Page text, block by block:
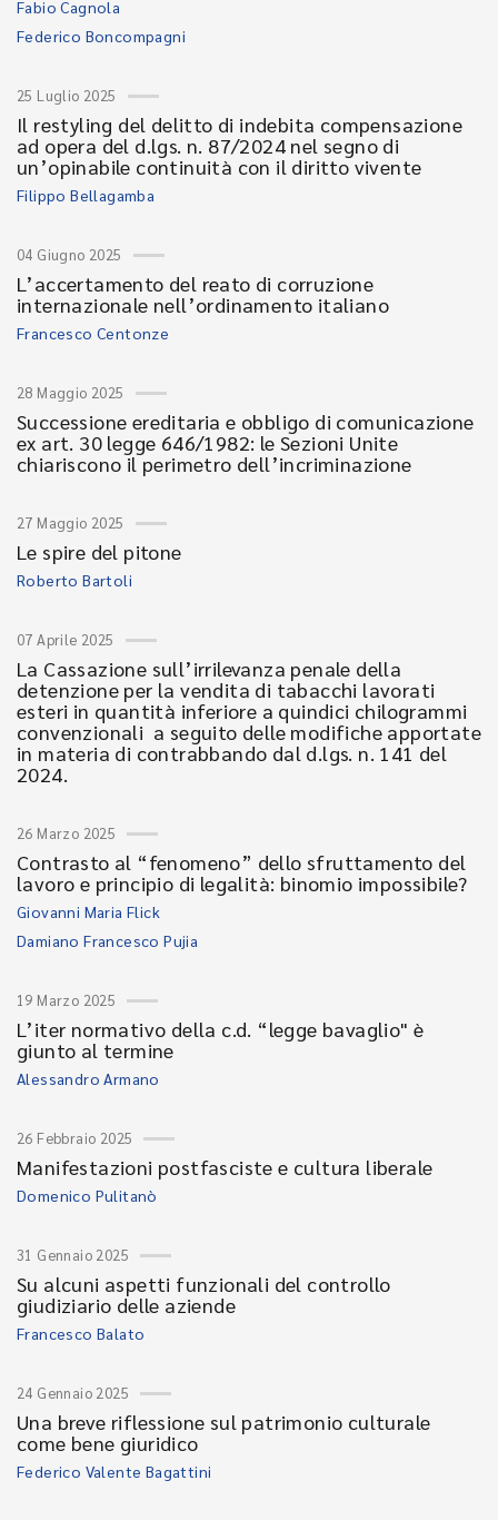
Fabio Cagnola
Federico Boncompagni
25 Luglio 2025
Il restyling del delitto di indebita compensazione
ad opera del d.lgs. n. 87/2024 nel segno di
un’opinabile continuità con il diritto vivente
Filippo Bellagamba
04 Giugno 2025
L’accertamento del reato di corruzione
internazionale nell’ordinamento italiano
Francesco Centonze
28 Maggio 2025
Successione ereditaria e obbligo di comunicazione
ex art. 30 legge 646/1982: le Sezioni Unite
chiariscono il perimetro dell’incriminazione
27 Maggio 2025
Le spire del pitone
Roberto Bartoli
07 Aprile 2025
La Cassazione sull’irrilevanza penale della
detenzione per la vendita di tabacchi lavorati
esteri in quantità inferiore a quindici chilogrammi
convenzionali a seguito delle modifiche apportate
in materia di contrabbando dal d.lgs. n. 141 del
2024.
26 Marzo 2025
Contrasto al “fenomeno” dello sfruttamento del
lavoro e principio di legalità: binomio impossibile?
Giovanni Maria Flick
Damiano Francesco Pujia
19 Marzo 2025
L’iter normativo della c.d. “legge bavaglio" è
giunto al termine
Alessandro Armano
26 Febbraio 2025
Manifestazioni postfasciste e cultura liberale
Domenico Pulitanò
31 Gennaio 2025
Su alcuni aspetti funzionali del controllo
giudiziario delle aziende
Francesco Balato
24 Gennaio 2025
Una breve riflessione sul patrimonio culturale
come bene giuridico
Federico Valente Bagattini